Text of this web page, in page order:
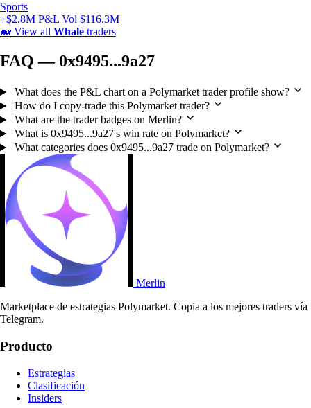
Sports
+$2.8M P&L Vol $116.3M
🐋 View all Whale traders
FAQ — 0x9495...9a27
What does the P&L chart on a Polymarket trader profile show?
How do I copy-trade this Polymarket trader?
What are the trader badges on Merlin?
What is 0x9495...9a27's win rate on Polymarket?
What categories does 0x9495...9a27 trade on Polymarket?
Merlin
Marketplace de estrategias Polymarket. Copia a los mejores traders vía
Telegram.
Producto
Estrategias
Clasificación
Insiders